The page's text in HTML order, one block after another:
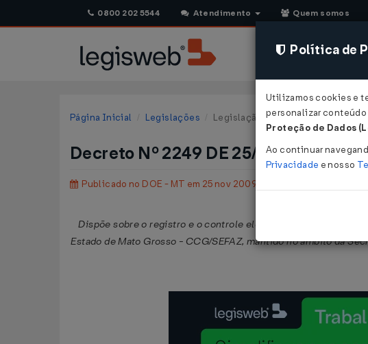
0800 202 5544 Atendimento Quem somos
Página Inicial Legislações Legislação Estadual - Mato Grosso
Decreto Nº 2249 DE 25/11/2009
Publicado no DOE - MT em 25 nov 2009
Dispõe sobre o registro e o controle eletrônico concentrado
Estado de Mato Grosso - CCG/SEFAZ, mantido no âmbito da
Política de
Utilizamos cookies e
personalizar conteúdo
Proteção de Dados
Ao continuar
Privacidade e nosso